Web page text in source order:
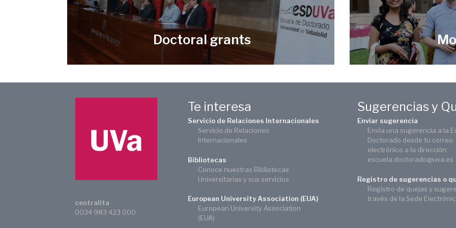
Doctoral grants
centralita
0034 983 423 000
Te interesa
Servicio de Relaciones Internacionales
Servicio de Relaciones
Internacionales
Bibliotecas
Conoce nuestras Bibliotecas
Universitarias y sus servicios
European University Association (EUA)
European University Association
(EUA)
Sugerencias y
Enviar sugerencia
Envía una sugerencia a la
Doctorado desde tu correo
electrónico a la dirección:
escuela.doctorado@uva.es
Registro de sugerencias o
Registro de quejas y
través de la Sede